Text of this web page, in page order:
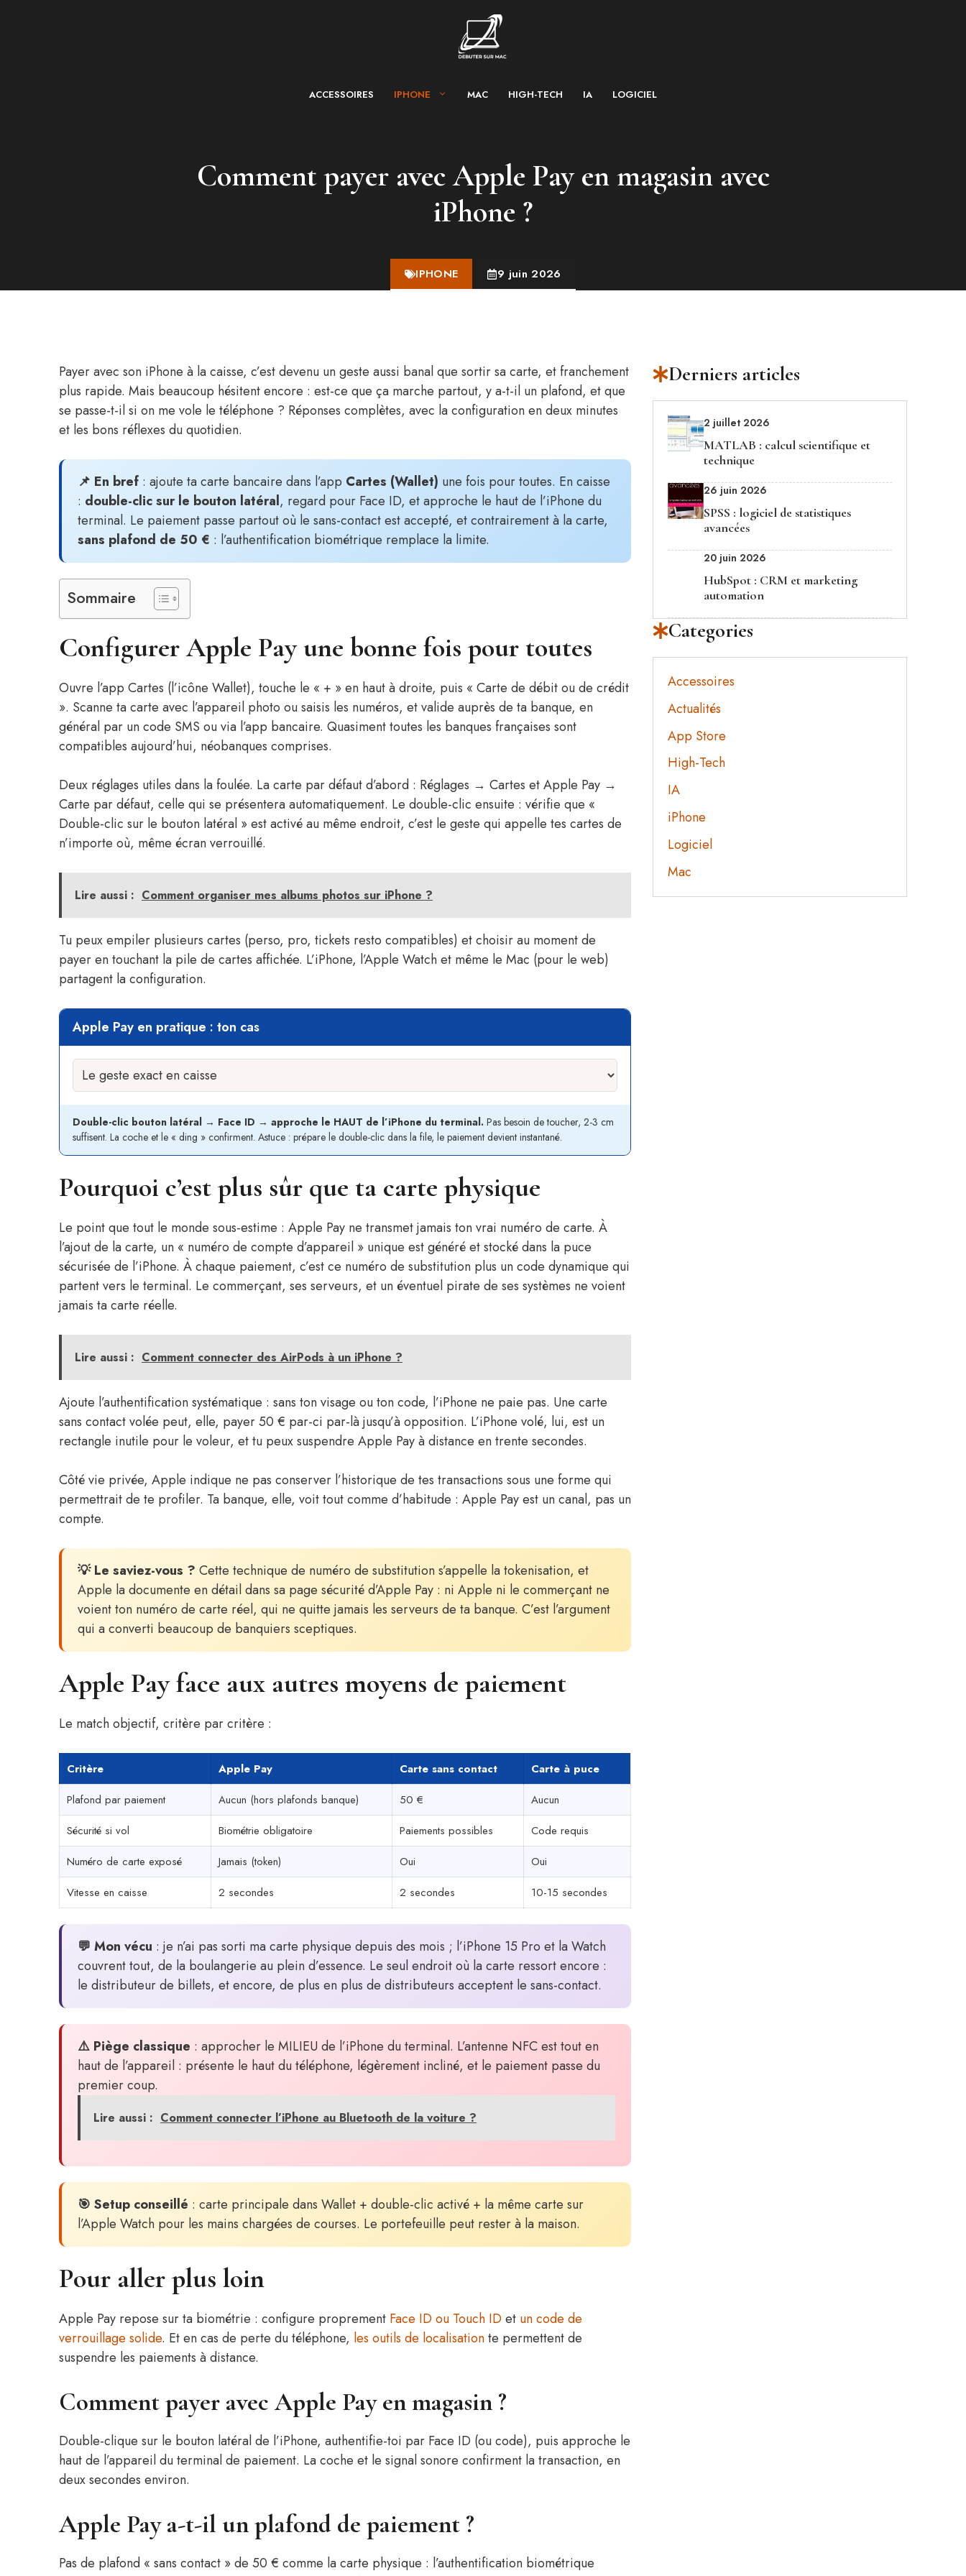
ACCESSOIRES IPHONE MAC HIGH-TECH IA LOGICIEL
Comment payer avec Apple Pay en magasin avec
iPhone ?
IPHONE 9 juin 2026
Payer avec son iPhone à la caisse, c’est devenu un geste aussi banal que sortir sa carte, et franchement
plus rapide. Mais beaucoup hésitent encore : est-ce que ça marche partout, y a-t-il un plafond, et que
se passe-t-il si on me vole le téléphone ? Réponses complètes, avec la configuration en deux minutes
et les bons réflexes du quotidien.
📌 En bref : ajoute ta carte bancaire dans l’app Cartes (Wallet) une fois pour toutes. En caisse
: double-clic sur le bouton latéral, regard pour Face ID, et approche le haut de l’iPhone du
terminal. Le paiement passe partout où le sans-contact est accepté, et contrairement à la carte,
sans plafond de 50 € : l’authentification biométrique remplace la limite.
Sommaire
Configurer Apple Pay une bonne fois pour toutes
Ouvre l’app Cartes (l’icône Wallet), touche le « + » en haut à droite, puis « Carte de débit ou de crédit
». Scanne ta carte avec l’appareil photo ou saisis les numéros, et valide auprès de ta banque, en
général par un code SMS ou via l’app bancaire. Quasiment toutes les banques françaises sont
compatibles aujourd’hui, néobanques comprises.
Deux réglages utiles dans la foulée. La carte par défaut d’abord : Réglages → Cartes et Apple Pay →
Carte par défaut, celle qui se présentera automatiquement. Le double-clic ensuite : vérifie que «
Double-clic sur le bouton latéral » est activé au même endroit, c’est le geste qui appelle tes cartes de
n’importe où, même écran verrouillé.
Lire aussi : Comment organiser mes albums photos sur iPhone ?
Tu peux empiler plusieurs cartes (perso, pro, tickets resto compatibles) et choisir au moment de
payer en touchant la pile de cartes affichée. L’iPhone, l’Apple Watch et même le Mac (pour le web)
partagent la configuration.
Apple Pay en pratique : ton cas
Double-clic bouton latéral → Face ID → approche le HAUT de l’iPhone du terminal. Pas besoin de toucher, 2-3 cm
suffisent. La coche et le « ding » confirment. Astuce : prépare le double-clic dans la file, le paiement devient instantané.
Pourquoi c’est plus sûr que ta carte physique
Le point que tout le monde sous-estime : Apple Pay ne transmet jamais ton vrai numéro de carte. À
l’ajout de la carte, un « numéro de compte d’appareil » unique est généré et stocké dans la puce
sécurisée de l’iPhone. À chaque paiement, c’est ce numéro de substitution plus un code dynamique qui
partent vers le terminal. Le commerçant, ses serveurs, et un éventuel pirate de ses systèmes ne voient
jamais ta carte réelle.
Lire aussi : Comment connecter des AirPods à un iPhone ?
Ajoute l’authentification systématique : sans ton visage ou ton code, l’iPhone ne paie pas. Une carte
sans contact volée peut, elle, payer 50 € par-ci par-là jusqu’à opposition. L’iPhone volé, lui, est un
rectangle inutile pour le voleur, et tu peux suspendre Apple Pay à distance en trente secondes.
Côté vie privée, Apple indique ne pas conserver l’historique de tes transactions sous une forme qui
permettrait de te profiler. Ta banque, elle, voit tout comme d’habitude : Apple Pay est un canal, pas un
compte.
💡 Le saviez-vous ? Cette technique de numéro de substitution s’appelle la tokenisation, et
Apple la documente en détail dans sa page sécurité d’Apple Pay : ni Apple ni le commerçant ne
voient ton numéro de carte réel, qui ne quitte jamais les serveurs de ta banque. C’est l’argument
qui a converti beaucoup de banquiers sceptiques.
Apple Pay face aux autres moyens de paiement
Le match objectif, critère par critère :
Critère Apple Pay Carte sans contact
Carte à puce
Plafond par paiement
Aucun (hors plafonds banque) 50 €
Aucun
Sécurité si vol
Biométrie obligatoire Paiements possibles
Code requis
Numéro de carte exposé
Jamais (token) Oui
Oui
Vitesse en caisse
2 secondes 2 secondes 10-15 secondes
💬 Mon vécu : je n’ai pas sorti ma carte physique depuis des mois ; l’iPhone 15 Pro et la Watch
couvrent tout, de la boulangerie au plein d’essence. Le seul endroit où la carte ressort encore :
le distributeur de billets, et encore, de plus en plus de distributeurs acceptent le sans-contact.
⚠️ Piège classique : approcher le MILIEU de l’iPhone du terminal. L’antenne NFC est tout en
haut de l’appareil : présente le haut du téléphone, légèrement incliné, et le paiement passe du
premier coup.
Lire aussi : Comment connecter l’iPhone au Bluetooth de la voiture ?
🎯 Setup conseillé : carte principale dans Wallet + double-clic activé + la même carte sur
l’Apple Watch pour les mains chargées de courses. Le portefeuille peut rester à la maison.
Pour aller plus loin
Apple Pay repose sur ta biométrie : configure proprement Face ID ou Touch IDet un code de
verrouillage solide. Et en cas de perte du téléphone, les outils de localisationte permettent de
suspendre les paiements à distance.
Comment payer avec Apple Pay en magasin ?
Double-clique sur le bouton latéral de l’iPhone, authentifie-toi par Face ID (ou code), puis approche le
haut de l’appareil du terminal de paiement. La coche et le signal sonore confirment la transaction, en
deux secondes environ.
Apple Pay a-t-il un plafond de paiement ?
Pas de plafond « sans contact » de 50 € comme la carte physique : l’authentification biométrique
Derniers articles
2 juillet 2026
MATLAB : calcul scientifique et
technique
26 juin 2026
SPSS : logiciel de statistiques
avancées
20 juin 2026
HubSpot : CRM et marketing
automation
Categories
Accessoires
Actualités
App Store
High-Tech
IA
iPhone
Logiciel
Mac